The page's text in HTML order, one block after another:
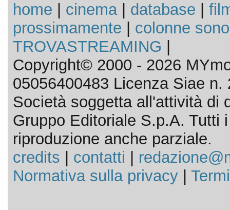
home cinema| database
prossimamente
colonne
TROVASTREAMING
Copyright© 2000 - 2026
05056400483 Licenza Siae n.
Società soggetta all'attività di
Gruppo Editoriale S.p.A. Tutti
riproduzione anche parziale.
credits
contatti
Normativa sulla privacy|